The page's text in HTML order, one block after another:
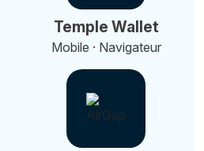
Temple Wallet
Mobile · Navigateur